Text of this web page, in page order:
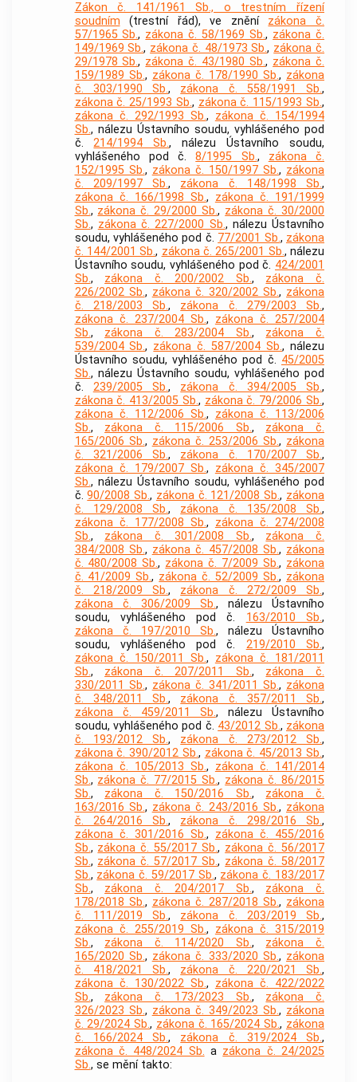
Zákon č. 141/1961 Sb., o trestním řízení
soudním (trestní řád), ve znění zákona č.
57/1965 Sb., zákona č. 58/1969 Sb., zákona č.
149/1969 Sb., zákona č. 48/1973 Sb., zákona č.
29/1978 Sb., zákona č. 43/1980 Sb., zákona č.
159/1989 Sb., zákona č. 178/1990 Sb., zákona
č. 303/1990 Sb., zákona č. 558/1991 Sb.,
zákona č. 25/1993 Sb., zákona č. 115/1993 Sb.,
zákona č. 292/1993 Sb., zákona č. 154/1994
Sb., nálezu Ústavního soudu, vyhlášeného pod
č.214/1994 Sb., nálezu Ústavního soudu,
vyhlášeného pod č.8/1995 Sb., zákona č.
152/1995 Sb., zákona č. 150/1997 Sb., zákona
č. 209/1997 Sb., zákona č. 148/1998 Sb.,
zákona č. 166/1998 Sb., zákona č. 191/1999
Sb., zákona č. 29/2000 Sb., zákona č. 30/2000
Sb., zákona č. 227/2000 Sb., nálezu Ústavního
soudu, vyhlášeného pod č. 77/2001 Sb., zákona
č. 144/2001 Sb., zákona č. 265/2001 Sb., nálezu
Ústavního soudu, vyhlášeného pod č. 424/2001
Sb., zákona č. 200/2002 Sb., zákona č.
226/2002 Sb., zákona č. 320/2002 Sb., zákona
č. 218/2003 Sb., zákona č. 279/2003 Sb.,
zákona č. 237/2004 Sb., zákona č. 257/2004
Sb., zákona č. 283/2004 Sb., zákona č.
539/2004 Sb., zákona č. 587/2004 Sb., nálezu
Ústavního soudu, vyhlášeného pod č. 45/2005
Sb., nálezu Ústavního soudu, vyhlášeného pod
č. 239/2005 Sb., zákona č. 394/2005 Sb.,
zákona č. 413/2005 Sb., zákona č. 79/2006 Sb.,
zákona č. 112/2006 Sb., zákona č. 113/2006
Sb., zákona č. 115/2006 Sb., zákona č.
165/2006 Sb., zákona č. 253/2006 Sb., zákona
č. 321/2006 Sb., zákona č. 170/2007 Sb.,
zákona č. 179/2007 Sb., zákona č. 345/2007
Sb., nálezu Ústavního soudu, vyhlášeného pod
č.90/2008 Sb., zákona č. 121/2008 Sb., zákona
č. 129/2008 Sb., zákona č. 135/2008 Sb.,
zákona č. 177/2008 Sb., zákona č. 274/2008
Sb., zákona č. 301/2008 Sb., zákona č.
384/2008 Sb., zákona č. 457/2008 Sb., zákona
č. 480/2008 Sb., zákona č. 7/2009 Sb., zákona
č. 41/2009 Sb., zákona č. 52/2009 Sb., zákona
č. 218/2009 Sb., zákona č. 272/2009 Sb.,
zákona č. 306/2009 Sb., nálezu Ústavního
soudu, vyhlášeného pod č. 163/2010 Sb.,
zákona č. 197/2010 Sb., nálezu Ústavního
soudu, vyhlášeného pod č. 219/2010 Sb.,
zákona č. 150/2011 Sb., zákona č. 181/2011
Sb., zákona č. 207/2011 Sb., zákona č.
330/2011 Sb., zákona č. 341/2011 Sb., zákona
č. 348/2011 Sb., zákona č. 357/2011 Sb.,
zákona č. 459/2011 Sb., nálezu Ústavního
soudu, vyhlášeného pod č. 43/2012 Sb., zákona
č. 193/2012 Sb., zákona č. 273/2012 Sb.,
zákona č. 390/2012 Sb., zákona č. 45/2013 Sb.,
zákona č. 105/2013 Sb., zákona č. 141/2014
Sb., zákona č. 77/2015 Sb., zákona č. 86/2015
Sb., zákona č. 150/2016 Sb., zákona č.
163/2016 Sb., zákona č. 243/2016 Sb., zákona
č. 264/2016 Sb., zákona č. 298/2016 Sb.,
zákona č. 301/2016 Sb., zákona č. 455/2016
Sb., zákona č. 55/2017 Sb., zákona č. 56/2017
Sb., zákona č. 57/2017 Sb., zákona č. 58/2017
Sb., zákona č. 59/2017 Sb., zákona č. 183/2017
Sb., zákona č. 204/2017 Sb., zákona č.
178/2018 Sb., zákona č. 287/2018 Sb., zákona
č. 111/2019 Sb., zákona č. 203/2019 Sb.,
zákona č. 255/2019 Sb., zákona č. 315/2019
Sb., zákona č. 114/2020 Sb., zákona č.
165/2020 Sb., zákona č. 333/2020 Sb., zákona
č. 418/2021 Sb., zákona č. 220/2021 Sb.,
zákona č. 130/2022 Sb., zákona č. 422/2022
Sb., zákona č. 173/2023 Sb., zákona č.
326/2023 Sb., zákona č. 349/2023 Sb., zákona
č. 29/2024 Sb., zákona č. 165/2024 Sb., zákona
č. 166/2024 Sb., zákona č. 319/2024 Sb.,
zákona č. 448/2024 Sb. a zákona č. 24/2025
Sb., se mění takto: